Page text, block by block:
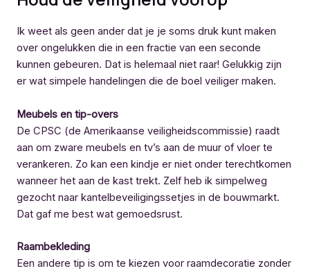
Ik weet als geen ander dat je je soms druk kunt maken
over ongelukken die in een fractie van een seconde
kunnen gebeuren. Dat is helemaal niet raar! Gelukkig zijn
er wat simpele handelingen die de boel veiliger maken.
Meubels en tip-overs
De CPSC (de Amerikaanse veiligheidscommissie) raadt
aan om zware meubels en tv’s aan de muur of vloer te
verankeren. Zo kan een kindje er niet onder terechtkomen
wanneer het aan de kast trekt. Zelf heb ik simpelweg
gezocht naar kantelbeveiligingssetjes in de bouwmarkt.
Dat gaf me best wat gemoedsrust.
Raambekleding
Een andere tip is om te kiezen voor raamdecoratie zonder